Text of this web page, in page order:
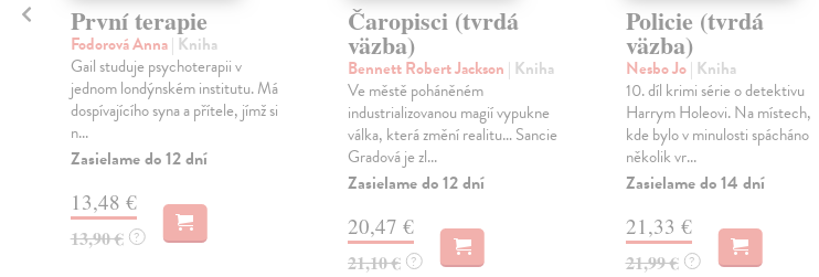
První terapie
Fodorová Anna| Kniha
Gail studuje psychoterapii v
jednom londýnském institutu. Má
dospívajícího syna a přítele, jímž si
n...
Zasielame do 12 dní
13,48 €
13,90 € ?
Čaropisci (tvrdá
väzba)
Bennett Robert Jackson | Kniha
Ve městě poháněném
industrializovanou magií vypukne
válka, která změní realitu… Sancie
Gradová je zl...
Zasielame do 12 dní
20,47 €
21,10 € ?
Policie (tvrdá
väzba)
Nesbo Jo| Kniha
10. díl krimi série o detektivu
Harrym Holeovi. Na místech,
kde bylo v minulosti spácháno
několik vr...
Zasielame do 14 dní
21,33 €
21,99 € ?